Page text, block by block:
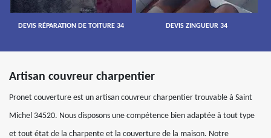
DEVIS RÉPARATION DE TOITURE 34 DEVIS ZINGUEUR 34
Artisan couvreur charpentier
Pronet couverture est un artisan couvreur charpentier trouvable à Saint
Michel 34520. Nous disposons une compétence bien adaptée à tout type
et tout état de la charpente et la couverture de la maison. Notre